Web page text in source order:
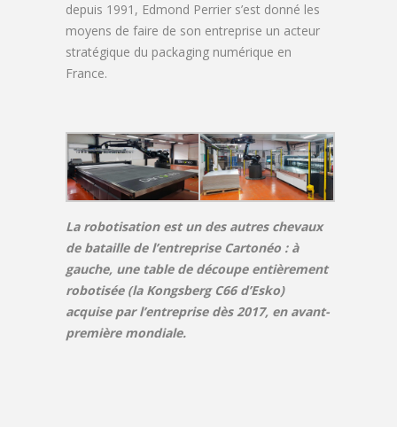
depuis 1991, Edmond Perrier s’est donné les
moyens de faire de son entreprise un acteur
stratégique du packaging numérique en
France.
La robotisation est un des autres chevaux
de bataille de l’entreprise Cartonéo : à
gauche, une table de découpe entièrement
robotisée (la Kongsberg C66 d’Esko)
acquise par l’entreprise dès 2017, en avant-
première mondiale.